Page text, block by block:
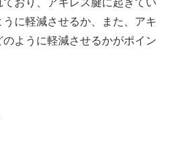
おり、アキレス腱に起きてい
に軽減させるか、また、アキ
ように軽減させるかがポイン